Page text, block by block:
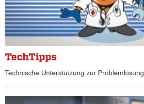
TechTipps
Technische Unterstützung zur Problemlösung